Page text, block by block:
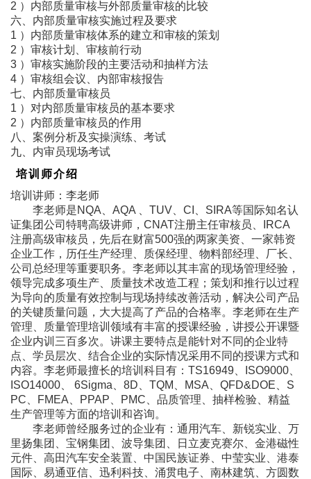
2 ）内部质量审核与外部质量审核的比较
六、内部质量审核实施过程及要求
1 ）内部质量审核体系的建立和审核的策划
2 ）审核计划、审核前行动
3 ）审核实施阶段的主要活动和抽样方法
4 ）审核组会议、内部审核报告
七、内部质量审核员
1 ）对内部质量审核员的基本要求
2 ）内部质量审核员的作用
八、案例分析及实操演练、考试
九、内审员现场考试
培训师介绍
培训讲师：李老师
李老师是NQA、AQA 、TUV、CI、SIRA等国际知名认
证集团公司特聘高级讲师，CNAT注册主任审核员、IRCA
注册高级审核员，先后在财富500强的两家美资、一家韩资
企业工作，历任生产经理、质保经理、物料部经理、厂长、
公司总经理等重要职务。李老师以其丰富的现场管理经验，
领导完成多项生产、质量技术改造工程；策划和推行以过程
为导向的质量有效控制与现场持续改善活动，解决公司产品
的关键质量问题，大大提高了产品的合格率。李老师在生产
管理、质量管理培训领域有丰富的授课经验，讲授公开课暨
企业内训三百多次。讲课主要特点是能针对不同的企业特
点、学员层次、结合企业的实际情况采用不同的授课方式和
内容。李老师最擅长的培训科目有：TS16949、ISO9000、
ISO14000、 6Sigma、8D、TQM、MSA、QFD&DOE、S
PC、FMEA、PPAP、PMC、品质管理、抽样检验、精益
生产管理等方面的培训和咨询。
李老师曾经服务过的企业有：通用汽车、新锐实业、万
里扬集团、宝钢集团、波导集团、日立麦克赛尔、金港磁性
元件、高田汽车安全装置、中国民族证券、中莹实业、港泰
国际、易通亚信、迅利科技、涌贯电子、南林建筑、方圆数